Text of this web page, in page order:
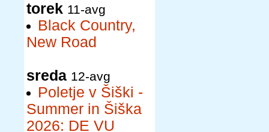
torek 11-avg
Black Country,
New Road
sreda 12-avg
Poletje v Šiški -
Summer in Šiška
2026: DE VU